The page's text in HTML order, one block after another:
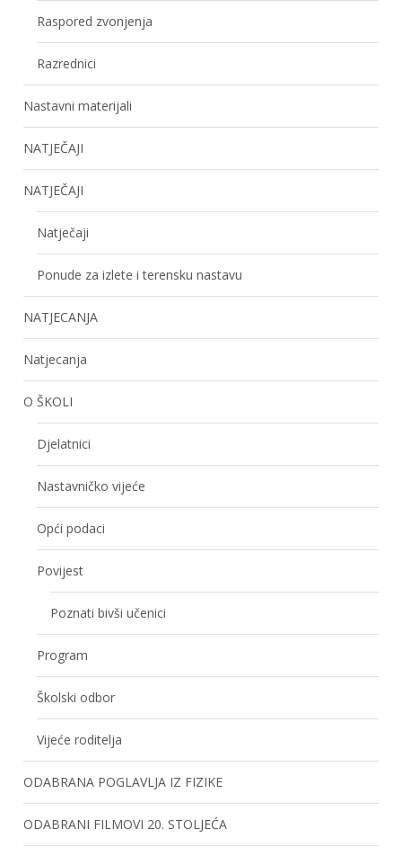
Raspored zvonjenja
Razrednici
Nastavni materijali
NATJEČAJI
NATJEČAJI
Natječaji
Ponude za izlete i terensku nastavu
NATJECANJA
Natjecanja
O ŠKOLI
Djelatnici
Nastavničko vijeće
Opći podaci
Povijest
Poznati bivši učenici
Program
Školski odbor
Vijeće roditelja
ODABRANA POGLAVLJA IZ FIZIKE
ODABRANI FILMOVI 20. STOLJEĆA